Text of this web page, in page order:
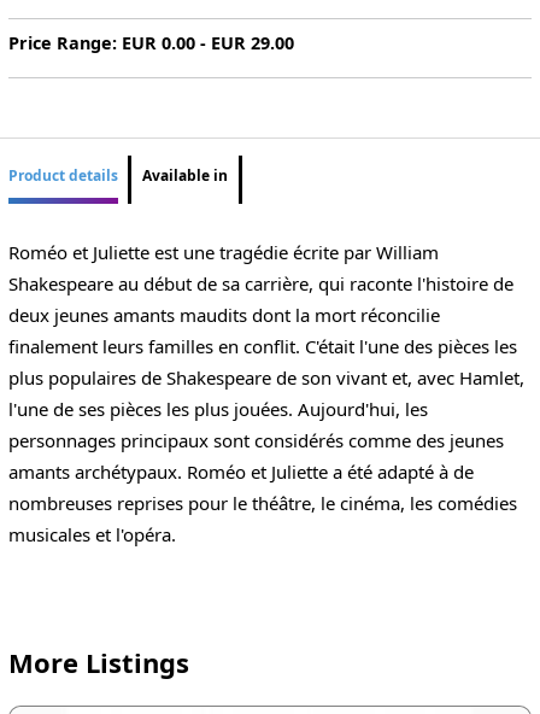
Price Range: EUR 0.00 - EUR 29.00
Product details Available in
Roméo et Juliette est une tragédie écrite par William
Shakespeare au début de sa carrière, qui raconte l'histoire de
deux jeunes amants maudits dont la mort réconcilie
finalement leurs familles en conflit. C'était l'une des pièces les
plus populaires de Shakespeare de son vivant et, avec Hamlet,
l'une de ses pièces les plus jouées. Aujourd'hui, les
personnages principaux sont considérés comme des jeunes
amants archétypaux. Roméo et Juliette a été adapté à de
nombreuses reprises pour le théâtre, le cinéma, les comédies
musicales et l'opéra.
More Listings